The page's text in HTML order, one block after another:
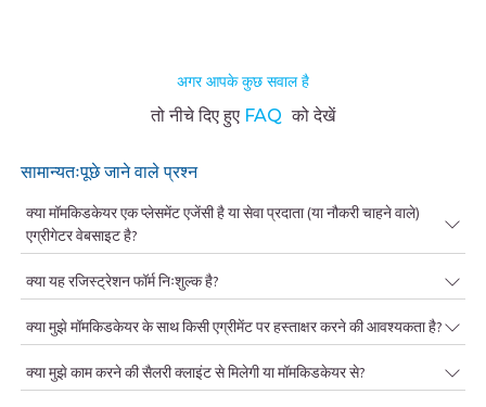
अगर आपके कुछ सवाल है
तो नीचे दिए हुए FAQ को देखें
सामान्यतःपूछे जाने वाले प्रश्न
क्या मॉमकिडकेयर एक प्लेसमेंट एजेंसी है या सेवा प्रदाता (या नौकरी चाहने वाले)
एग्रीगेटर वेबसाइट है?
क्या यह रजिस्ट्रेशन फॉर्म निःशुल्क है?
क्या मुझे मॉमकिडकेयर के साथ किसी एग्रीमेंट पर हस्ताक्षर करने की आवश्यकता है?
क्या मुझे काम करने की सैलरी क्लाइंट से मिलेगी या मॉमकिडकेयर से?